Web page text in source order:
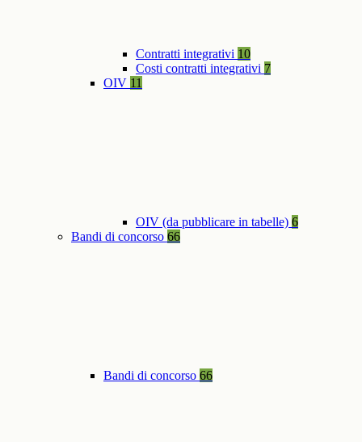
Contratti integrativi 10
Costi contratti integrativi 7
OIV 11
OIV (da pubblicare in tabelle) 6
Bandi di concorso 66
Bandi di concorso 66